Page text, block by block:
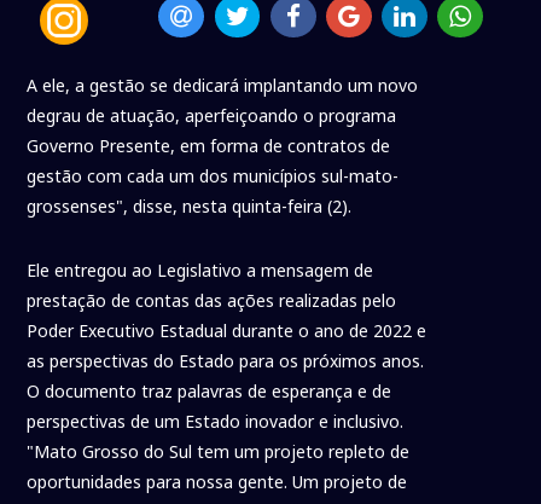
A ele, a gestão se dedicará implantando um novo
degrau de atuação, aperfeiçoando o programa
Governo Presente, em forma de contratos de
gestão com cada um dos municípios sul-mato-
grossenses", disse, nesta quinta-feira (2).
Ele entregou ao Legislativo a mensagem de
prestação de contas das ações realizadas pelo
Poder Executivo Estadual durante o ano de 2022 e
as perspectivas do Estado para os próximos anos.
O documento traz palavras de esperança e de
perspectivas de um Estado inovador e inclusivo.
"Mato Grosso do Sul tem um projeto repleto de
oportunidades para nossa gente. Um projeto de